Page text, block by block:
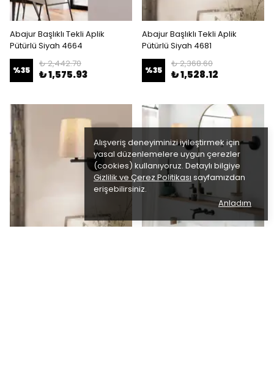
Alışveriş deneyiminizi iyileştirmek için
yasal düzenlemelere uygun çerezler
(cookies) kullanıyoruz. Detaylı bilgiye
Gizlilik ve Çerez Politikası sayfamızdan
erişebilirsiniz.
Anladım
Abajur Başlıklı Tekli Aplik
Pütürlü Siyah 4664
%35
₺ 2,442.70
₺ 1,575.93
Abajur Başlıklı Tekli Aplik
Pütürlü Siyah 4681
%35
₺ 2,368.60
₺ 1,528.12